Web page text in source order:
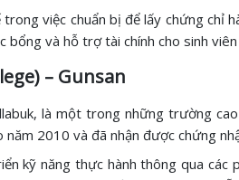
việc chuẩn bị để lấy chứng chỉ
và hỗ trợ tài chính cho sinh
– Gunsan
là một trong những trường
2010 và đã nhận được chứng
kỹ năng thực hành thông qua